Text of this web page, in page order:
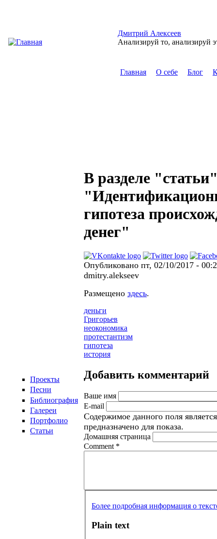
Дмитрий Алексеев
Анализируй то, анализируй
Главная О себе Блог
Проекты
Песни
Библиография
Галереи
Портфолио
Статьи
В разделе
гипотеза
денег"
Опубликовано пт, 02/10/2017 -
dmitry.alekseev
Размещено здесь.
деньги
Григорьев
неокономика
протестантизм
гипотеза
история
Добавить комментарий
Ваше имя
E-mail
Содержимое данного поля
предназначено для показа.
Домашняя страница
Comment *
Более подробная информация о
Plain text